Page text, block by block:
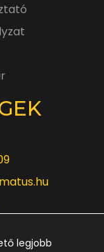
legjobb